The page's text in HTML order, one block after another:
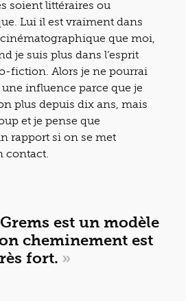
soient littéraires ou
Lui il est vraiment dans
que moi,
je suis plus dans l’esprit
fiction. Alors je ne pourrai
une influence parce que je
plus depuis dix ans, mais
et je pense que
rapport si on se met
contact.
est un modèle
cheminement est
fort. »